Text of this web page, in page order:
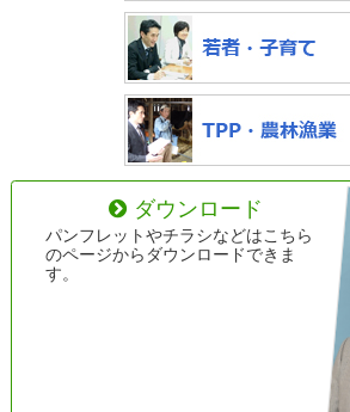
ダウンロード
パンフレットやチラシなどはこちら
のページからダウンロードできま
す。